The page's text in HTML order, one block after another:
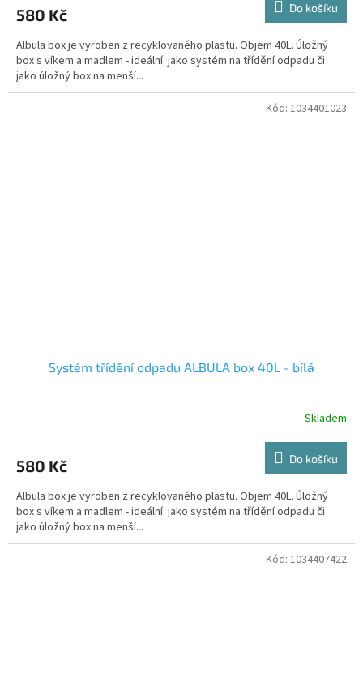
580 Kč Do košíku
Albula box je vyroben z recyklovaného plastu. Objem 40L. Úložný
box s víkem a madlem - ideální jako systém na třídění odpadu či
jako úložný box na menší...
Systém třídění odpadu ALBULA box 40L - bílá
Skladem
580 Kč Do košíku
Albula box je vyroben z recyklovaného plastu. Objem 40L. Úložný
box s víkem a madlem - ideální jako systém na třídění odpadu či
jako úložný box na menší...
Kód: 1034401023
Kód: 1034407422